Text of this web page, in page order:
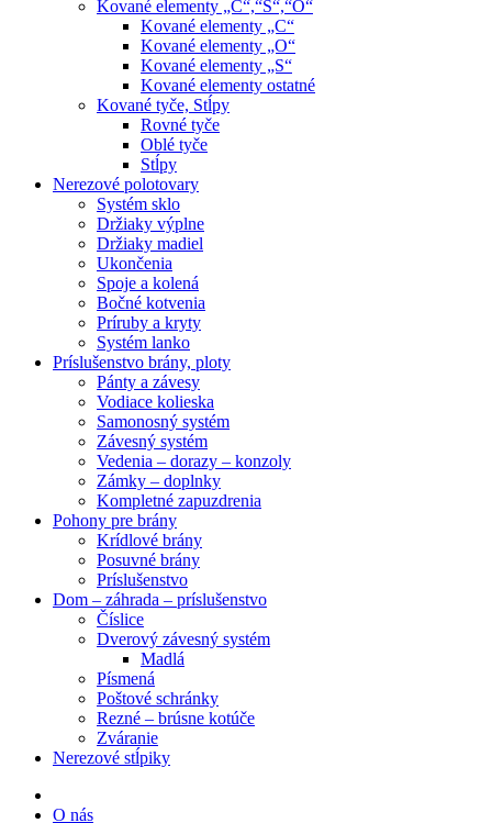
Kované elementy „C“,“S“,“O“
Kované elementy „C“
Kované elementy „O“
Kované elementy „S“
Kované elementy ostatné
Kované tyče, Stĺpy
Rovné tyče
Oblé tyče
Stĺpy
Nerezové polotovary
Systém sklo
Držiaky výplne
Držiaky madiel
Ukončenia
Spoje a kolená
Bočné kotvenia
Príruby a kryty
Systém lanko
Príslušenstvo brány, ploty
Pánty a závesy
Vodiace kolieska
Samonosný systém
Závesný systém
Vedenia – dorazy – konzoly
Zámky – doplnky
Kompletné zapuzdrenia
Pohony pre brány
Krídlové brány
Posuvné brány
Príslušenstvo
Dom – záhrada – príslušenstvo
Číslice
Dverový závesný systém
Madlá
Písmená
Poštové schránky
Rezné – brúsne kotúče
Zváranie
Nerezové stĺpiky
O nás